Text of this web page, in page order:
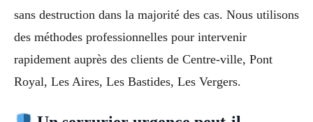
sans destruction dans la majorité des cas. Nous utilisons
des méthodes professionnelles pour intervenir
rapidement auprès des clients de Centre-ville, Pont
Royal, Les Aires, Les Bastides, Les Vergers.